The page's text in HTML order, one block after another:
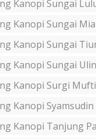
Kanopi Sungai
Kanopi Sungai
Kanopi Sungai
Kanopi Sungai Ulin
Kanopi Surgi Mufti
Kanopi
Kanopi Tanjung